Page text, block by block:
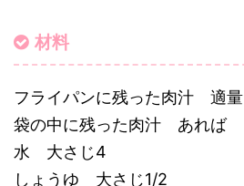
材料
フライパンに残った肉汁 適量
袋の中に残った肉汁 あれば
水 大さじ4
しょうゆ 大さじ1/2